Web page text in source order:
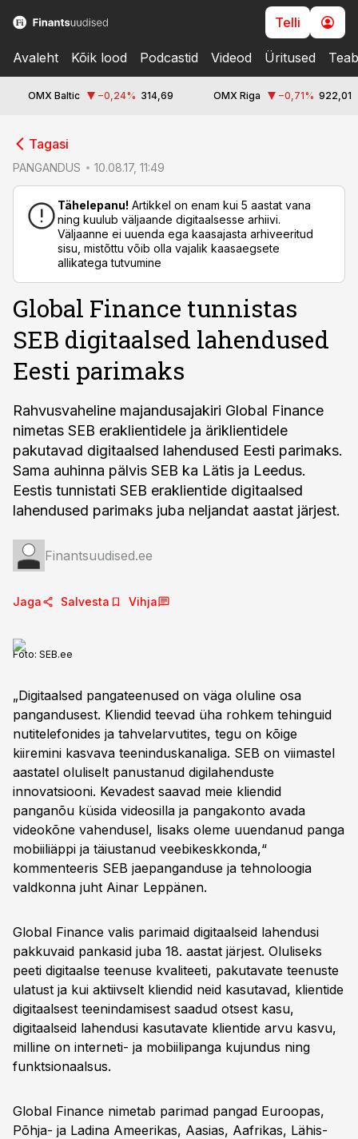
Telli
Avaleht Kõik lood Podcastid Videod Üritused
OMX Baltic −0,24% 314,69 OMX Riga −0,71% 922,01
Tagasi
PANGANDUS 10.08.17, 11:49
Tähelepanu! Artikkel on enam kui 5 aastat vana
ning kuulub väljaande digitaalsesse arhiivi.
Väljaanne ei uuenda ega kaasajasta arhiveeritud
sisu, mistõttu võib olla vajalik kaasaegsete
allikatega tutvumine
Global Finance tunnistas
SEB digitaalsed lahendused
Eesti parimaks
Rahvusvaheline majandusajakiri Global Finance
nimetas SEB eraklientidele ja äriklientidele
pakutavad digitaalsed lahendused Eesti parimaks.
Sama auhinna pälvis SEB ka Lätis ja Leedus.
Eestis tunnistati SEB eraklientide digitaalsed
lahendused parimaks juba neljandat aastat järjest.
Finantsuudised.ee
Jaga Salvesta Vihja
Foto: SEB.ee
„Digitaalsed pangateenused on väga oluline osa
pangandusest. Kliendid teevad üha rohkem tehinguid
nutitelefonides ja tahvelarvutites, tegu on kõige
kiiremini kasvava teeninduskanaliga. SEB on viimastel
aastatel oluliselt panustanud digilahenduste
innovatsiooni. Kevadest saavad meie kliendid
panganõu küsida videosilla ja pangakonto avada
videokõne vahendusel, lisaks oleme uuendanud panga
mobiiliäppi ja täiustanud veebikeskkonda,“
kommenteeris SEB jaepanganduse ja tehnoloogia
valdkonna juht Ainar Leppänen.
Global Finance valis parimaid digitaalseid lahendusi
pakkuvaid pankasid juba 18. aastat järjest. Oluliseks
peeti digitaalse teenuse kvaliteeti, pakutavate teenuste
ulatust ja kui aktiivselt kliendid neid kasutavad, klientide
digitaalsest teenindamisest saadud otsest kasu,
digitaalseid lahendusi kasutavate klientide arvu kasvu,
milline on interneti- ja mobiilipanga kujundus ning
funktsionaalsus.
Global Finance nimetab parimad pangad Euroopas,
Põhja- ja Ladina Ameerikas, Aasias, Aafrikas, Lähis-